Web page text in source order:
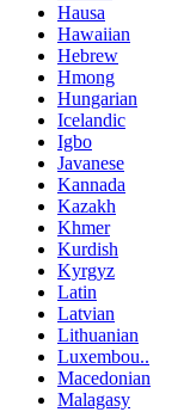
Hausa
Hawaiian
Hebrew
Hmong
Hungarian
Icelandic
Igbo
Javanese
Kannada
Kazakh
Khmer
Kurdish
Kyrgyz
Latin
Latvian
Lithuanian
Luxembou..
Macedonian
Malagasy